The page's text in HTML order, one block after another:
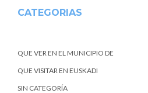
CATEGORIAS
QUE VER EN EL MUNICIPIO DE
QUE VISITAR EN EUSKADI
SIN CATEGORÍA